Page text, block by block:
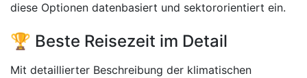
diese Optionen datenbasiert und sektororientiert ein.
🏆 Beste Reisezeit im Detail
Mit detaillierter Beschreibung der klimatischen